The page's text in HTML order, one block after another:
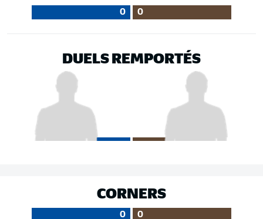
0 0
DUELS REMPORTÉS
CORNERS
0 0